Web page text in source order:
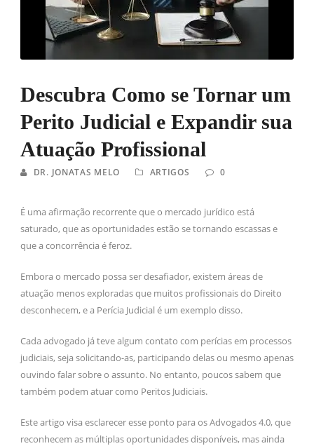
Descubra Como se Tornar um
Perito Judicial e Expandir sua
Atuação Profissional
DR. JONATAS MELO ARTIGOS 0
É uma afirmação recorrente que o mercado jurídico está
saturado, que as oportunidades estão se tornando escassas e
que a concorrência é feroz.
Embora o mercado possa ser desafiador, existem áreas de
atuação menos exploradas que muitos profissionais do Direito
desconhecem, e a Perícia Judicial é um exemplo disso.
Cada advogado já teve algum contato com perícias em processos
judiciais, seja solicitando-as, participando delas ou mesmo apenas
ouvindo falar sobre o assunto. No entanto, poucos sabem que
também podem atuar como Peritos Judiciais.
Este artigo visa esclarecer esse ponto para os Advogados 4.0, que
reconhecem as múltiplas oportunidades disponíveis, mas ainda